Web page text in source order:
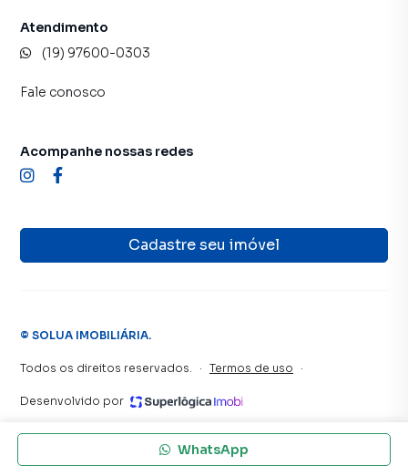
WhatsApp
Atendimento
(19) 97600-0303
Fale conosco
Cadastre seu imóvel
Acompanhe nossas redes
© SOLUA IMOBILIÁRIA.
Todos os direitos reservados. · Termos de uso ·
Desenvolvido por